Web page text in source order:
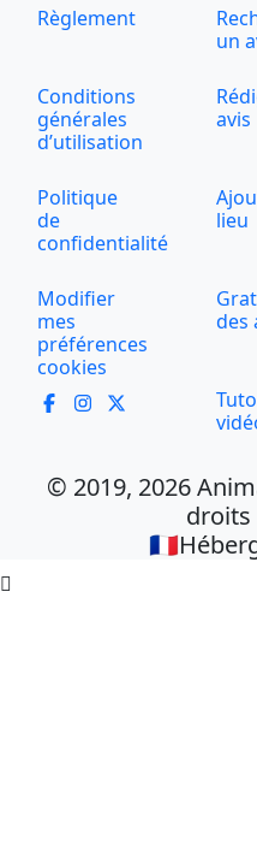
Règlement
un
Conditions
générales
d’utilisation
avis
Politique
de
confidentialité
lieu
Modifier
mes
préférences
cookies
des
© 2019, 2026
droits
